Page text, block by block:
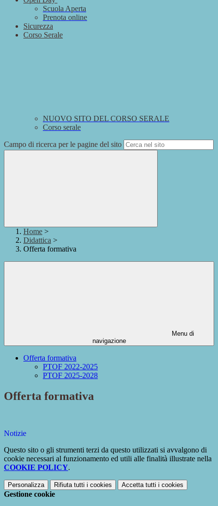
Scuola Aperta
Prenota online
Sicurezza
Corso Serale
NUOVO SITO DEL CORSO SERALE
Corso serale
Campo di ricerca per le pagine del sito
Home >
Didattica >
Offerta formativa
Menu di
navigazione
Offerta formativa
PTOF 2022-2025
PTOF 2025-2028
Offerta formativa
Notizie
Questo sito o gli strumenti terzi da questo utilizzati si avvalgono di
cookie necessari al funzionamento ed utili alle finalità illustrate nella
COOKIE POLICY.
Personalizza Rifiuta tutti i cookies Accetta tutti i cookies
Gestione cookie